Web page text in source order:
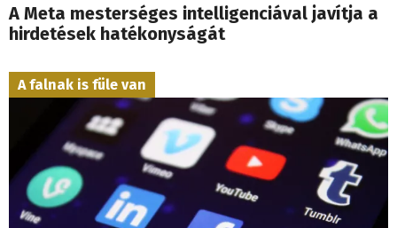
A Meta mesterséges intelligenciával javítja a
hirdetések hatékonyságát
A falnak is füle van